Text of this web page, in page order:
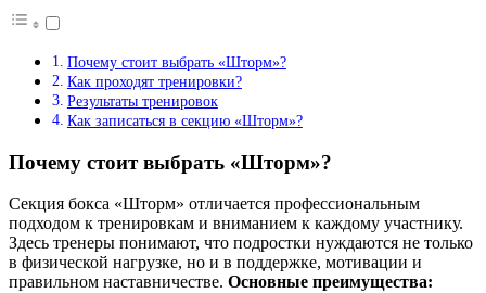
Почему стоит выбрать «Шторм»?
Как проходят тренировки?
Результаты тренировок
Как записаться в секцию «Шторм»?
Почему стоит выбрать «Шторм»?
Секция бокса «Шторм» отличается профессиональным
подходом к тренировкам и вниманием к каждому участнику.
Здесь тренеры понимают, что подростки нуждаются не только
в физической нагрузке, но и в поддержке, мотивации и
правильном наставничестве. Основные преимущества: